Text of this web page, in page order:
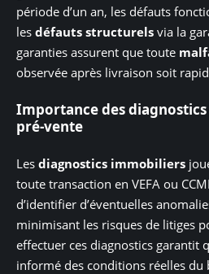
période d’un an, les défauts
les défauts structurels via la
garanties assurent que toute
observée après livraison soit
Importance des
pré-vente
Les diagnostics immobiliers
toute transaction en VEFA ou
d’identifier d’éventuelles
minimisant les risques de litiges
effectuer ces diagnostics garantit
informé des conditions réelles du